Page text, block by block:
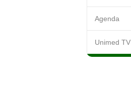
Agenda
Unimed TV